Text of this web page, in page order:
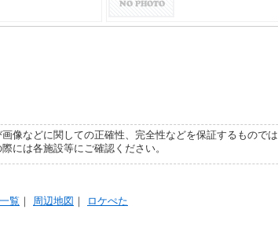
像などに関しての正確性、完全性などを保証するものでは
には各施設等にご確認ください。
覧 ｜ 周辺地図 ｜ ロケぺた